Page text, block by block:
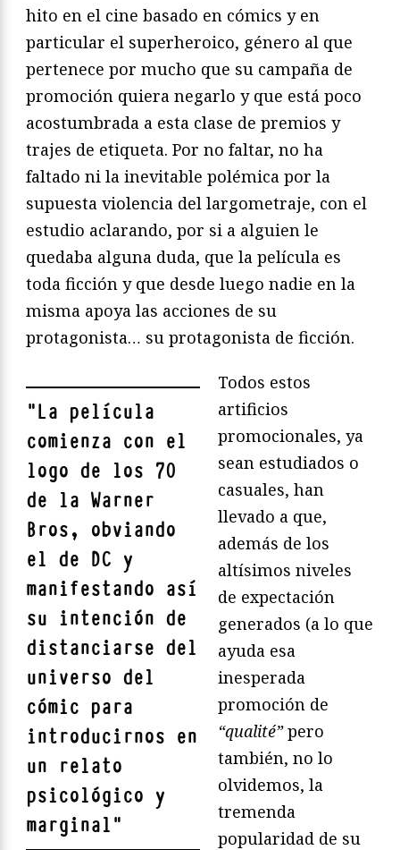
hito en el cine basado en cómics y en
particular el superheroico, género al que
pertenece por mucho que su campaña de
promoción quiera negarlo y que está poco
acostumbrada a esta clase de premios y
trajes de etiqueta. Por no faltar, no ha
faltado ni la inevitable polémica por la
supuesta violencia del largometraje, con el
estudio aclarando, por si a alguien le
quedaba alguna duda, que la película es
toda ficción y que desde luego nadie en la
misma apoya las acciones de su
protagonista… su protagonista de ficción.
"La película
comienza con el
logo de los 70
de la Warner
Bros, obviando
el de DC y
manifestando así
su intención de
distanciarse del
universo del
cómic para
introducirnos en
un relato
psicológico y
marginal"
Todos estos
artificios
promocionales, ya
sean estudiados o
casuales, han
llevado a que,
además de los
altísimos niveles
de expectación
generados (a lo que
ayuda esa
inesperada
promoción de
“qualité”pero
también, no lo
olvidemos, la
tremenda
popularidad de su